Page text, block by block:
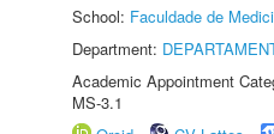
School: Faculdade de
Department:
Academic Appointment
MS-3.1